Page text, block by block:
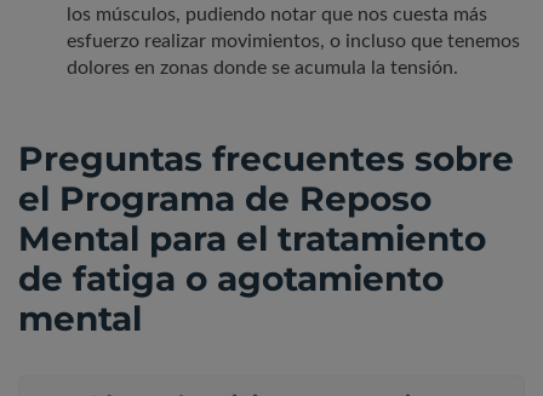
los músculos, pudiendo notar que nos cuesta más
esfuerzo realizar movimientos, o incluso que tenemos
dolores en zonas donde se acumula la tensión.
Preguntas frecuentes sobre
el Programa de Reposo
Mental para el tratamiento
de fatiga o agotamiento
mental